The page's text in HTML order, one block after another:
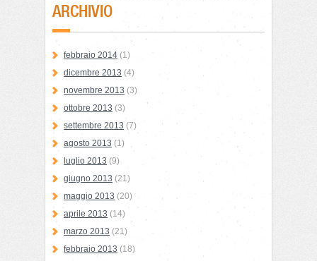
ARCHIVIO
febbraio 2014 (1)
dicembre 2013 (4)
novembre 2013 (3)
ottobre 2013 (3)
settembre 2013 (7)
agosto 2013 (1)
luglio 2013 (9)
giugno 2013 (21)
maggio 2013 (20)
aprile 2013 (14)
marzo 2013 (21)
febbraio 2013 (18)